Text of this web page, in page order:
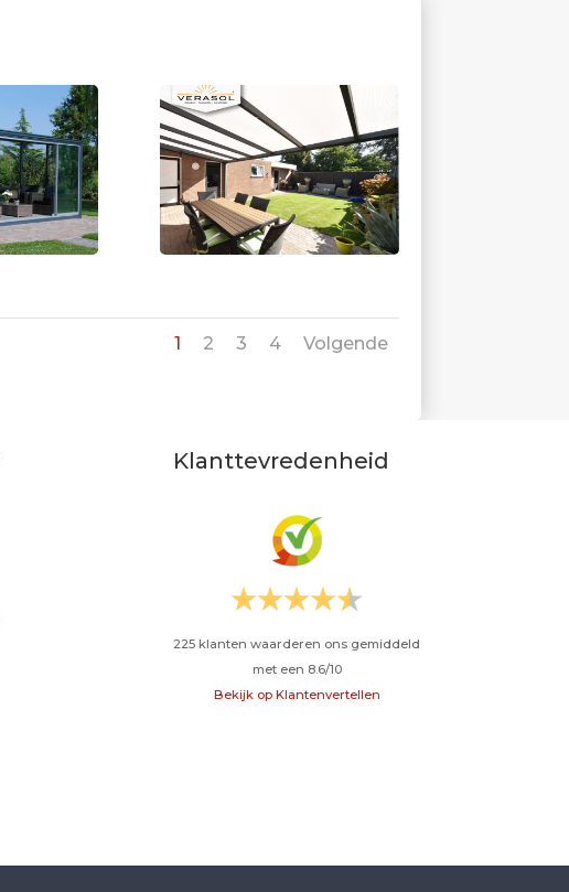
1 2 3 4 Volgende
Klanttevredenheid
225 klanten waarderen ons gemiddeld
met een 8.6/10
Bekijk op Klantenvertellen